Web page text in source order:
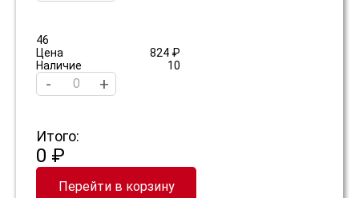
46
Цена
824 ₽
Наличие
10
- +
Итого:
0 ₽
Перейти в корзину